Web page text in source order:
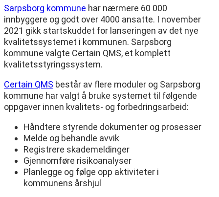
Sarpsborg kommune har nærmere 60 000
innbyggere og godt over 4000 ansatte. I november
2021 gikk startskuddet for lanseringen av det nye
kvalitetssystemet i kommunen. Sarpsborg
kommune valgte Certain QMS, et komplett
kvalitetsstyringssystem.
Certain QMS består av flere moduler og Sarpsborg
kommune har valgt å bruke systemet til følgende
oppgaver innen kvalitets- og forbedringsarbeid:
Håndtere styrende dokumenter og prosesser
Melde og behandle avvik
Registrere skademeldinger
Gjennomføre risikoanalyser
Planlegge og følge opp aktiviteter i
kommunens årshjul